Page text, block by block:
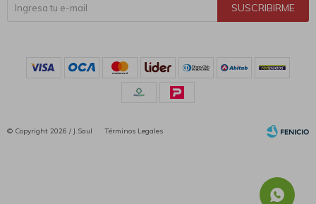
SUSCRIBIRME
© Copyright 2026 / J.Saul Términos Legales